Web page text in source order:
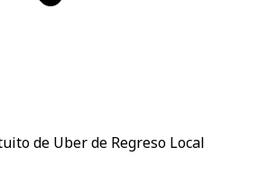
de Uber de Regreso Local